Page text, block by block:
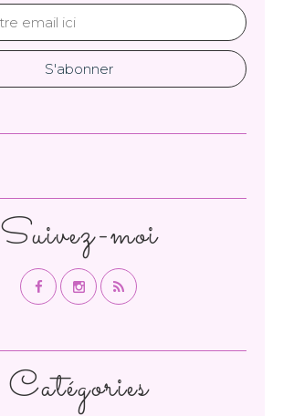
Catégories
Suivez-moi